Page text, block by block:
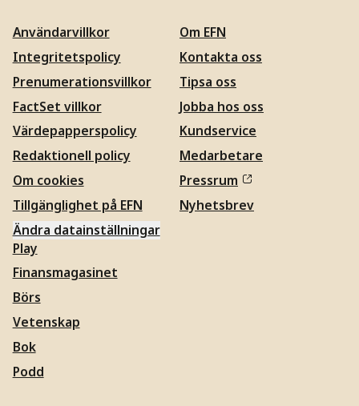
Användarvillkor
Integritetspolicy
Prenumerationsvillkor
FactSet villkor
Värdepapperspolicy
Redaktionell policy
Om cookies
Tillgänglighet på EFN
Ändra datainställningar
Om EFN
Kontakta oss
Tipsa oss
Jobba hos oss
Kundservice
Medarbetare
Pressrum
Nyhetsbrev
Play
Finansmagasinet
Börs
Vetenskap
Bok
Podd